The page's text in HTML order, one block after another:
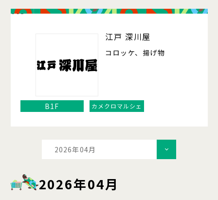
003
江戸 深川屋
コロッケ、揚げ物
B1F カメクロマルシェ
2026年04月
2026年04月